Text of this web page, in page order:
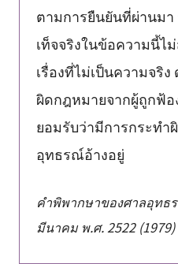
ตามการยืนยันที่ผ่านมา
เท็จจริงในข้อความนี้ไ
เรื่องที่ไม่เป็นความจริ
ผิดกฎหมายจากผู้ถูกฟ้อ
ยอมรับว่ามีการกระท
อุทธรณ์อ้างอยู่
คำพิพากษาของศาลอุทธ
มีนาคม พ.ศ. 2522 (1979)